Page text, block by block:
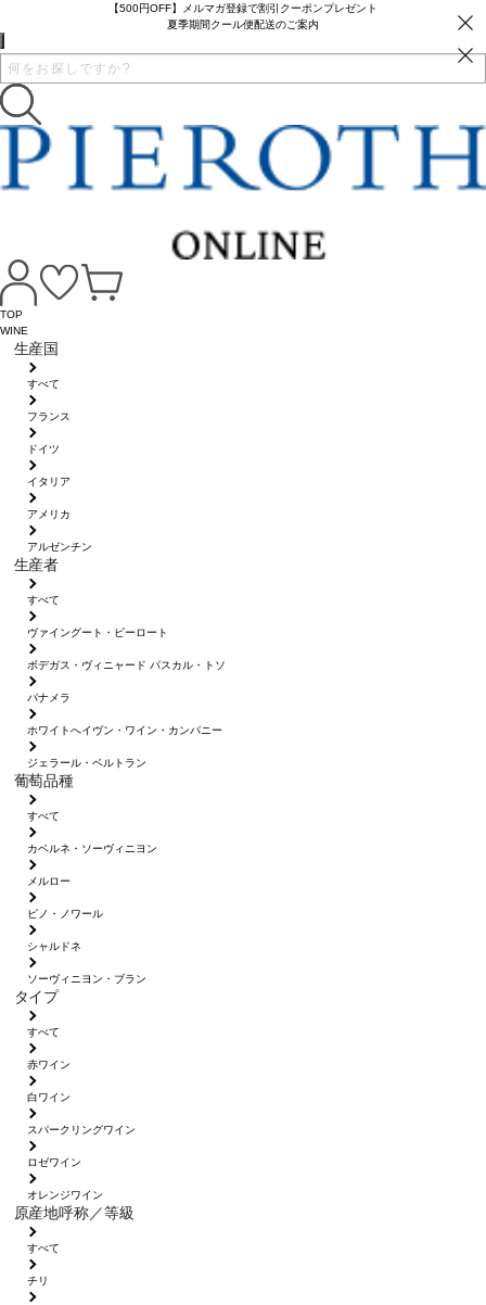
【500円OFF】メルマガ登録で割引クーポンプレゼント
夏季期間クール便配送のご案内
TOP
WINE
生産国
すべて
フランス
ドイツ
イタリア
アメリカ
アルゼンチン
生産者
すべて
ヴァイングート・ピーロート
ボデガス・ヴィニャード パスカル・トソ
パナメラ
ホワイトへイヴン・ワイン・カンパニー
ジェラール・ベルトラン
葡萄品種
すべて
カベルネ・ソーヴィニヨン
メルロー
ピノ・ノワール
シャルドネ
ソーヴィニヨン・ブラン
タイプ
すべて
赤ワイン
白ワイン
スパークリングワイン
ロゼワイン
オレンジワイン
原産地呼称／等級
すべて
チリ